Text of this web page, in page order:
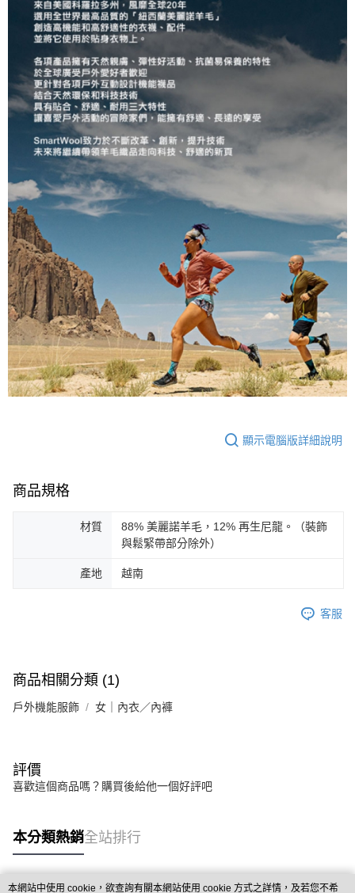
顯示電腦版詳細說明
商品規格
材質
88% 美麗諾羊毛，12% 再生尼龍。（裝飾
與鬆緊帶部分除外）
產地 越南
客服
商品相關分類 (1)
戶外機能服飾 女｜內衣／內褲
評價
喜歡這個商品嗎？購買後給他一個好評吧
本分類熱銷全站排行
本網站中使用 cookie，欲查詢有關本網站使用 cookie 方式之詳情，及若您不希